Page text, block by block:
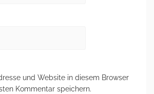
und Website in diesem Browser
Kommentar speichern.